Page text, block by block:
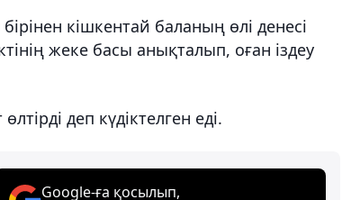
кішкентай баланың өлі денесі
жеке басы анықталып, оған іздеу
деп күдіктелген еді.
Google-ға қосылып,